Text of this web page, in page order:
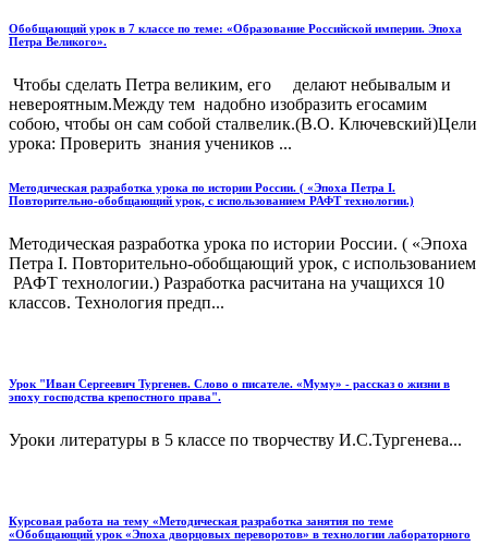
Обобщающий урок в 7 классе по теме: «Образование Российской империи. Эпоха
Петра Великого».
Чтобы сделать Петра великим, его делают небывалым и
невероятным.Между тем надобно изобразить егосамим
собою, чтобы он сам собой сталвелик.(В.О. Ключевский)Цели
урока: Проверить знания учеников ...
Методическая разработка урока по истории России. ( «Эпоха Петра I.
Повторительно-обобщающий урок, с использованием РАФТ технологии.)
Методическая разработка урока по истории России. ( «Эпоха
Петра I. Повторительно-обобщающий урок, с использованием
РАФТ технологии.) Разработка расчитана на учащихся 10
классов. Технология предп...
Урок "Иван Сергеевич Тургенев. Слово о писателе. «Муму» - рассказ о жизни в
эпоху господства крепостного права".
Уроки литературы в 5 классе по творчеству И.С.Тургенева...
Курсовая работа на тему «Методическая разработка занятия по теме
«Обобщающий урок «Эпоха дворцовых переворотов» в технологии лабораторного